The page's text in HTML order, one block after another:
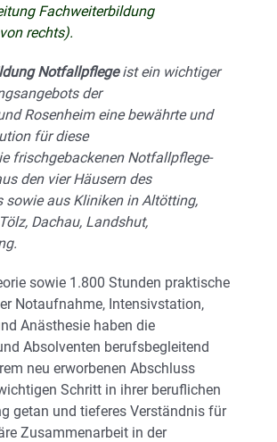
Fachweiterbildung
rechts).
Notfallpflegeist ein wichtiger
der
Rosenheim eine bewährte und
für diese
frischgebackenen Notfallpflege-
den vier Häusern des
sowie aus Kliniken in Altötting,
Dachau, Landshut,
sowie 1.800 Stunden praktische
Notaufnahme, Intensivstation,
Anästhesie haben die
Absolventen berufsbegleitend
neu erworbenen Abschluss
Schritt in ihrer beruflichen
getan und tieferes Verständnis für
Zusammenarbeit in der